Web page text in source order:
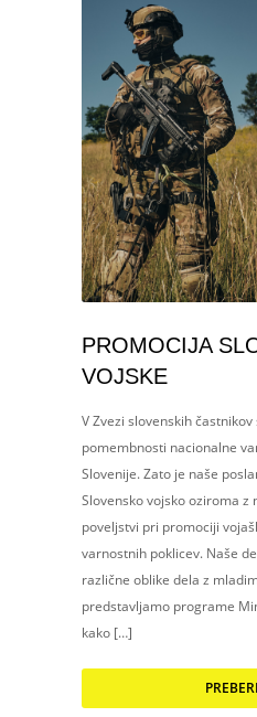
PROMOCIJA
VOJSKE
V Zvezi slovenskih
pomembnosti nacionalne
Slovenije. Zato je naše
Slovensko vojsko oziroma z
poveljstvi pri promociji
varnostnih poklicev. Naše
različne oblike dela z
predstavljamo programe
kako […]